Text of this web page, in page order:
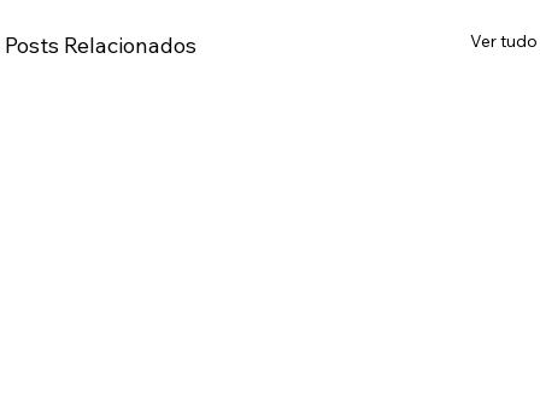
Posts Relacionados Ver tudo